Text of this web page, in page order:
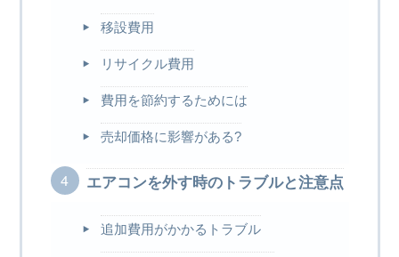
移設費用
リサイクル費用
費用を節約するためには
売却価格に影響がある?
エアコンを外す時のトラブルと注意点
追加費用がかかるトラブル